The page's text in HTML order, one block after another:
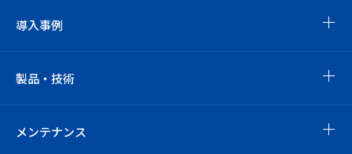
導入事例
製品・技術
メンテナンス